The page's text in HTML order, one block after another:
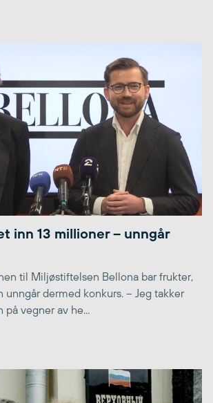
inn 13 millioner – unngår
til Miljøstiftelsen Bellona bar frukter,
unngår dermed konkurs. – Jeg takker
vegner av he...